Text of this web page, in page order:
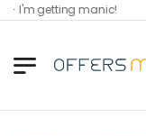
I'm getting manic!